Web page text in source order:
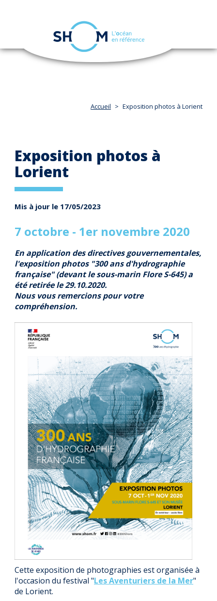
Aller
navigation
Accueil Exposition photos à Lorient
Exposition photos à
Lorient
Mis à jour le 17/05/2023
7 octobre - 1er novembre 2020
En application des directives gouvernementales,
l'exposition photos "300 ans d'hydrographie
française"(devant le sous-marin Flore S-645) a
été retiréele 29.10.2020.
Nous vous remercions pour votre
compréhension.
Cette exposition de photographies est organisée à
l'occasion du festival "Les Aventuriers de la Mer"
de Lorient.